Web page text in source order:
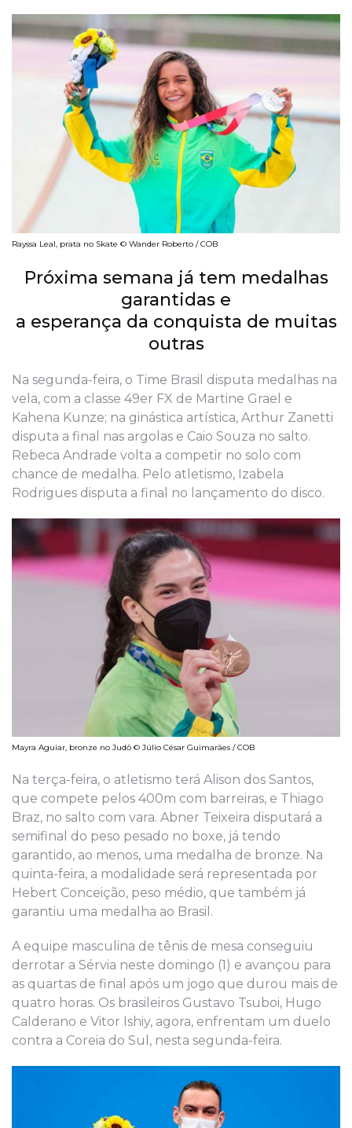
Rayssa Leal, prata no Skate © Wander Roberto / COB
Próxima semana já tem medalhas
garantidas e
a esperança da conquista de muitas
outras
Na segunda-feira, o Time Brasil disputa medalhas na
vela, com a classe 49er FX de Martine Grael e
Kahena Kunze; na ginástica artística, Arthur Zanetti
disputa a final nas argolas e Caio Souza no salto.
Rebeca Andrade volta a competir no solo com
chance de medalha. Pelo atletismo, Izabela
Rodrigues disputa a final no lançamento do disco.
Mayra Aguiar, bronze no Judô © Júlio César Guimarães / COB
Na terça-feira, o atletismo terá Alison dos Santos,
que compete pelos 400m com barreiras, e Thiago
Braz, no salto com vara. Abner Teixeira disputará a
semifinal do peso pesado no boxe, já tendo
garantido, ao menos, uma medalha de bronze. Na
quinta-feira, a modalidade será representada por
Hebert Conceição, peso médio, que também já
garantiu uma medalha ao Brasil.
A equipe masculina de tênis de mesa conseguiu
derrotar a Sérvia neste domingo (1) e avançou para
as quartas de final após um jogo que durou mais de
quatro horas. Os brasileiros Gustavo Tsuboi, Hugo
Calderano e Vitor Ishiy, agora, enfrentam um duelo
contra a Coreia do Sul, nesta segunda-feira.